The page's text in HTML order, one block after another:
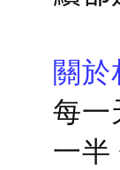
關於
每一
一半